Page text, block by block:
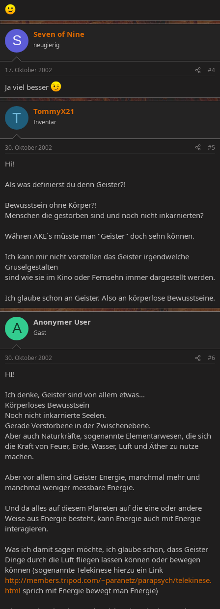
S Seven of Nine
neugierig
17. Oktober 2002 #4
Ja viel besser
T TommyX21
Inventar
30. Oktober 2002 #5
Hi!
Als was definierst du denn Geister?!
Bewusstsein ohne Körper?!
Menschen die gestorben sind und noch nicht inkarnierten?
Währen AKE´s müsste man "Geister" doch sehn können.
Ich kann mir nicht vorstellen das Geister irgendwelche
Gruselgestalten
sind wie sie im Kino oder Fernsehn immer dargestellt werden.
Ich glaube schon an Geister. Also an körperlose Bewusstseine.
A Anonymer User
Gast
30. Oktober 2002 #6
HI!
Ich denke, Geister sind von allem etwas...
Körperloses Bewusstsein
Noch nicht inkarnierte Seelen.
Gerade Verstorbene in der Zwischenebene.
Aber auch Naturkräfte, sogenannte Elementarwesen, die sich
die Kraft von Feuer, Erde, Wasser, Luft und Äther zu nutze
machen.
Aber vor allem sind Geister Energie, manchmal mehr und
manchmal weniger messbare Energie.
Und da alles auf diesem Planeten auf die eine oder andere
Weise aus Energie besteht, kann Energie auch mit Energie
interagieren.
Was ich damit sagen möchte, ich glaube schon, dass Geister
Dinge durch die Luft fliegen lassen können oder bewegen
können (sogenannte Telekinese hierzu ein Link
http://members.tripod.com/~paranetz/parapsych/telekinese.
html sprich mit Energie bewegt man Energie)